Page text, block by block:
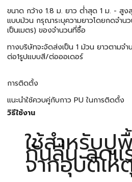
ขนาด กว้าง 1.8 ม. ยาว ต่ำสุด 1 ม. - สู
แบบม้วน กรุณาระบุความยาวโดยกดจำน
เป็นเมตร) ของจำนวนที่ซื้อ
ทางบริษัทจะจัดส่งเป็น 1 ม้วน ยาวตามจ
ต่อ1รูปแบบสี/ต่อออเดอร์
การติดตั้ง
แนะนำใช้ควบคู่กับกาว PU ในการติดตั้ง
วิธีใช้งาน
ใช้สำหรับปู
กันลื่น ลดแ
จากอุบัติเห